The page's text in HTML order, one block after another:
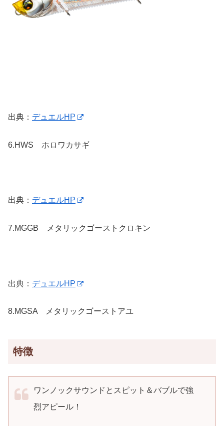
出典： デュエルHP
6.HWS ホロワカサギ
出典： デュエルHP
7.MGGB メタリックゴーストクロキン
出典： デュエルHP
8.MGSA メタリックゴーストアユ
特徴
ワンノックサウンドとスピット＆バブルで強
烈アピール！